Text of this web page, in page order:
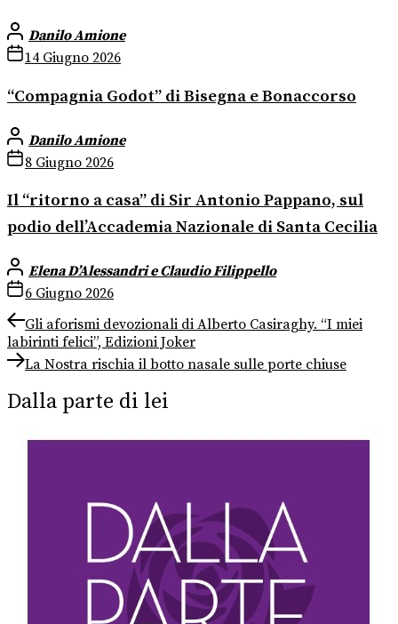
Danilo Amione
14 Giugno 2026
“Compagnia Godot” di Bisegna e Bonaccorso
Danilo Amione
8 Giugno 2026
Il “ritorno a casa” di Sir Antonio Pappano, sul
podio dell’Accademia Nazionale di Santa Cecilia
Elena D’Alessandri e Claudio Filippello
6 Giugno 2026
Navigazione
articoli
Previous
post:
Gli aforismi devozionali di Alberto Casiraghy. “I miei
labirinti felici”, Edizioni Joker
Next
post:
La Nostra rischia il botto nasale sulle porte chiuse
Dalla parte di lei